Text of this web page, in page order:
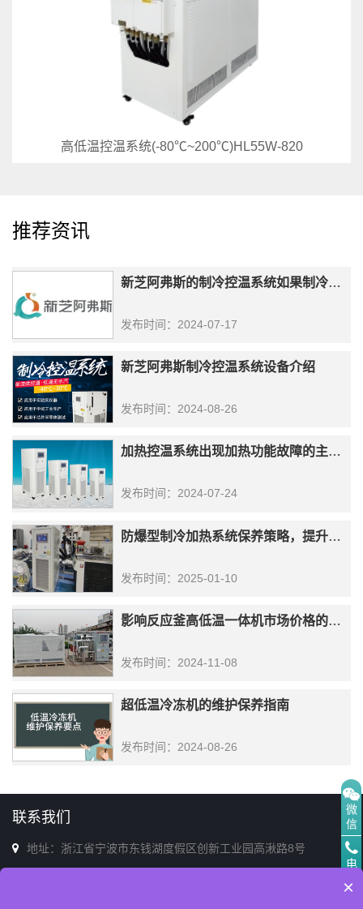
高低温控温系统(-80℃~200℃)HL55W-820
推荐资讯
新芝阿弗斯的制冷控温系统如果制冷剂不足该如何处理？
发布时间：2024-07-17
新芝阿弗斯制冷控温系统设备介绍
发布时间：2024-08-26
加热控温系统出现加热功能故障的主要原因及解决方法
发布时间：2024-07-24
防爆型制冷加热系统保养策略，提升生产效能！
发布时间：2025-01-10
影响反应釜高低温一体机市场价格的几个因素
发布时间：2024-11-08
超低温冷冻机的维护保养指南
发布时间：2024-08-26
联系我们
地址：浙江省宁波市东钱湖度假区创新工业园高湫路8号
微
信
电
×